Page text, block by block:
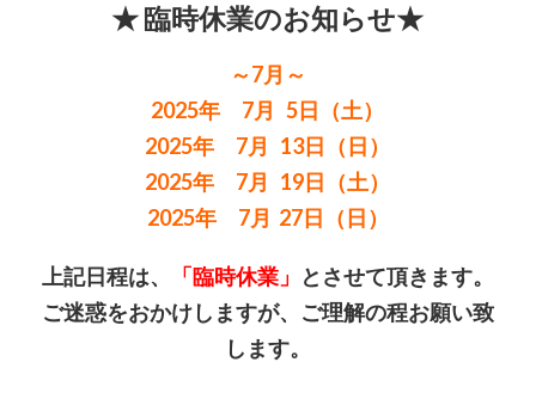
★ 臨時休業のお知らせ★
～7月～
2025年 7月 5日（土）
2025年 7月 13日（日）
2025年 7月 19日（土）
2025年 7月 27日（日）
上記日程は、 「臨時休業」 とさせて頂きます。
ご迷惑をおかけしますが、ご理解の程お願い致
します。